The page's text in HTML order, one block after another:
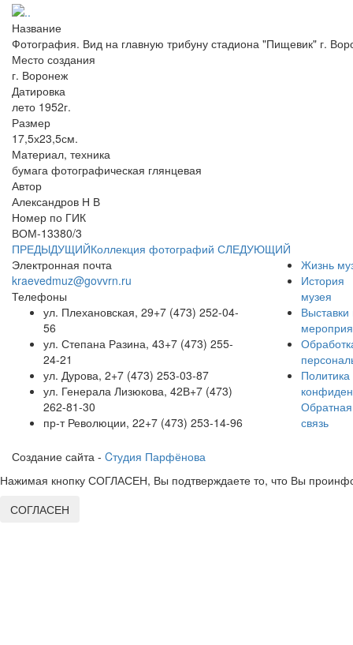
Название
Фотография. Вид на главную трибуну стадиона "Пищевик" г.
Место создания
г. Воронеж
Датировка
лето 1952г.
Размер
17,5х23,5см.
Материал, техника
бумага фотографическая глянцевая
Автор
Александров Н В
Номер по ГИК
ВОМ-13380/3
ПРЕДЫДУЩИЙКоллекция фотографий СЛЕДУЮЩИЙ
Электронная почта
kraevedmuz@govvrn.ru
Телефоны
ул. Плехановская, 29+7 (473) 252-04-
56
ул. Степана Разина, 43+7 (473) 255-
24-21
ул. Дурова, 2+7 (473) 253-03-87
ул. Генерала Лизюкова, 42В+7 (473)
262-81-30
пр-т Революции, 22+7 (473) 253-14-96
Жизнь
История
музея
Выставки
Политика
Обратная
связь
Создание сайта - Cтудия Парфёнова
Нажимая кнопку СОГЛАСЕН, Вы подтверждаете то, что Вы
СОГЛАСЕН